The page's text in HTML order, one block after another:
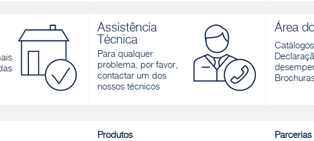
componente
Membrana elástica cimentícia
bicomponente de secagem rápida, mesmo
a baixas temperaturas, para a
impermeabilização e a proteção de
superfícies em betão, alvenarias, terraços e
varandas submetidos a impulso
hidrostático positivo e negativo
aplicar
Descobrir
Assistência
Técnica
Para qualquer
problema, por favor,
contactar um dos
nossos técnicos
Área
Produtos